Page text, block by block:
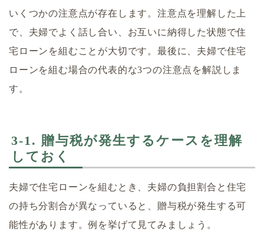
いくつかの注意点が存在します。注意点を理解した上
で、夫婦でよく話し合い、お互いに納得した状態で住
宅ローンを組むことが大切です。最後に、夫婦で住宅
ローンを組む場合の代表的な3つの注意点を解説しま
す。
3-1. 贈与税が発生するケースを理解
しておく
夫婦で住宅ローンを組むとき、夫婦の負担割合と住宅
の持ち分割合が異なっていると、贈与税が発生する可
能性があります。例を挙げて見てみましょう。